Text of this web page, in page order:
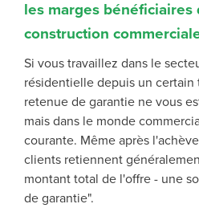
les marges
construction
Si vous travaillez dans le
résidentielle depuis un
retenue de garantie ne vous
mais dans le monde
courante. Même après
clients retiennent
montant total de l'offre - une
de garantie".